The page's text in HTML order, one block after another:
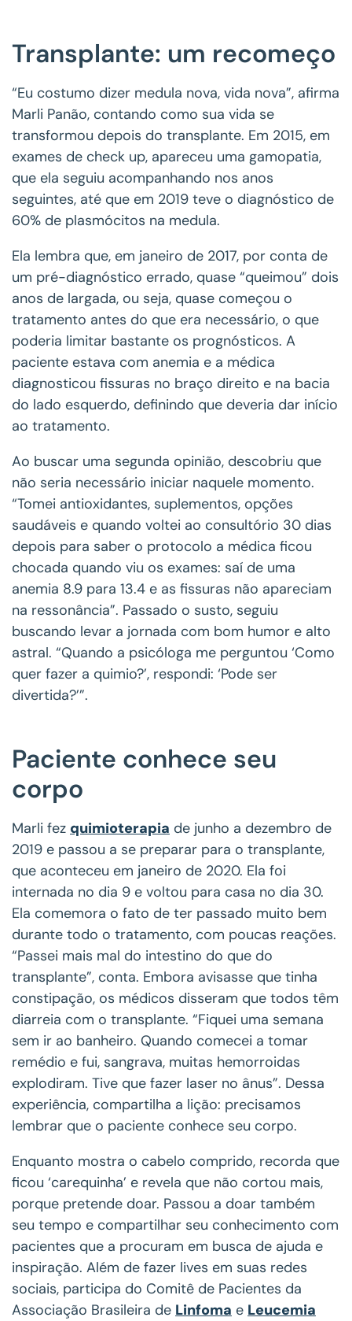
Transplante: um recomeço
“Eu costumo dizer medula nova, vida nova”, afirma
Marli Panão, contando como sua vida se
transformou depois do transplante. Em 2015, em
exames de check up, apareceu uma gamopatia,
que ela seguiu acompanhando nos anos
seguintes, até que em 2019 teve o diagnóstico de
60% de plasmócitos na medula.
Ela lembra que, em janeiro de 2017, por conta de
um pré-diagnóstico errado, quase “queimou” dois
anos de largada, ou seja, quase começou o
tratamento antes do que era necessário, o que
poderia limitar bastante os prognósticos. A
paciente estava com anemia e a médica
diagnosticou fissuras no braço direito e na bacia
do lado esquerdo, definindo que deveria dar início
ao tratamento.
Ao buscar uma segunda opinião, descobriu que
não seria necessário iniciar naquele momento.
“Tomei antioxidantes, suplementos, opções
saudáveis e quando voltei ao consultório 30 dias
depois para saber o protocolo a médica ficou
chocada quando viu os exames: saí de uma
anemia 8.9 para 13.4 e as fissuras não apareciam
na ressonância”. Passado o susto, seguiu
buscando levar a jornada com bom humor e alto
astral. “Quando a psicóloga me perguntou ‘Como
quer fazer a quimio?’, respondi: ‘Pode ser
divertida?’”.
Paciente conhece seu
corpo
Marli fez quimioterapia de junho a dezembro de
2019 e passou a se preparar para o transplante,
que aconteceu em janeiro de 2020. Ela foi
internada no dia 9 e voltou para casa no dia 30.
Ela comemora o fato de ter passado muito bem
durante todo o tratamento, com poucas reações.
“Passei mais mal do intestino do que do
transplante”, conta. Embora avisasse que tinha
constipação, os médicos disseram que todos têm
diarreia com o transplante. “Fiquei uma semana
sem ir ao banheiro. Quando comecei a tomar
remédio e fui, sangrava, muitas hemorroidas
explodiram. Tive que fazer laser no ânus”. Dessa
experiência, compartilha a lição: precisamos
lembrar que o paciente conhece seu corpo.
Enquanto mostra o cabelo comprido, recorda que
ficou ‘carequinha’ e revela que não cortou mais,
porque pretende doar. Passou a doar também
seu tempo e compartilhar seu conhecimento com
pacientes que a procuram em busca de ajuda e
inspiração. Além de fazer lives em suas redes
sociais, participa do Comitê de Pacientes da
Associação Brasileira de Linfoma e Leucemia